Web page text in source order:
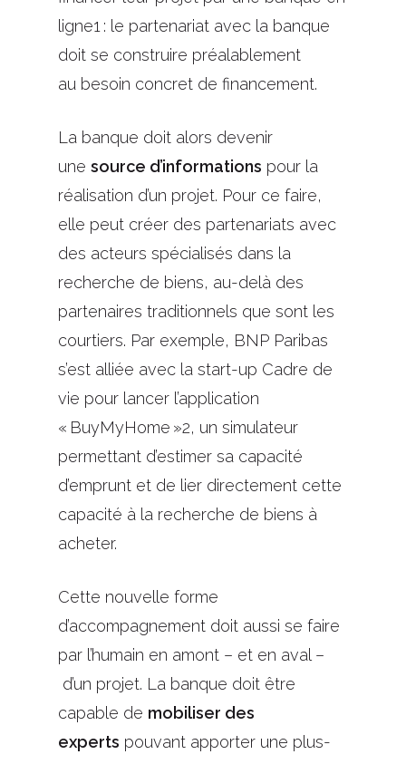
ligne1 : le partenariat avec la banque
doit se construire préalablement
au besoin concret de financement.
La banque doit alors devenir
une source d’informations pour la
réalisation d’un projet. Pour ce faire,
elle peut créer des partenariats avec
des acteurs spécialisés dans la
recherche de biens, au-delà des
partenaires traditionnels que sont les
courtiers. Par exemple, BNP Paribas
s’est alliée avec la start-up Cadre de
vie pour lancer l’application
« BuyMyHome »2, un simulateur
permettant d’estimer sa capacité
d’emprunt et de lier directement cette
capacité à la recherche de biens à
acheter.
Cette nouvelle forme
d’accompagnement doit aussi se faire
par l’humain en amont – et en aval –
d’un projet. La banque doit être
capable de mobiliser des
experts pouvant apporter une plus-